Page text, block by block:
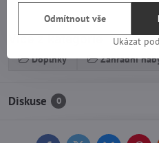
Více z kategorie
Doplňky Zahradní
Diskuse 0
Ukázat
Odmítnout vše